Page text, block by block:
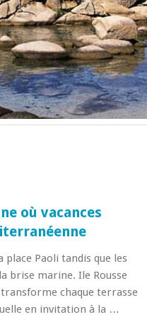
où vacances
place Paoli tandis que les
brise marine. Ile Rousse
chaque terrasse
en invitation à la …